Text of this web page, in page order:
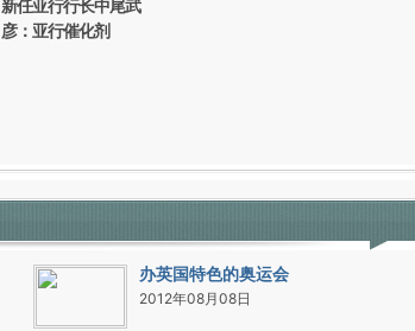
新任亚行行长中尾武
彦：亚行催化剂
办英国特色的奥运会
2012年08月08日